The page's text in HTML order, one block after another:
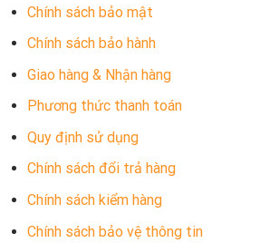
Chính sách bảo mật
Chính sách bảo hành
Giao hàng & Nhận hàng
Phương thức thanh toán
Quy định sử dụng
Chính sách đổi trả hàng
Chính sách kiểm hàng
Chính sách bảo vệ thông tin